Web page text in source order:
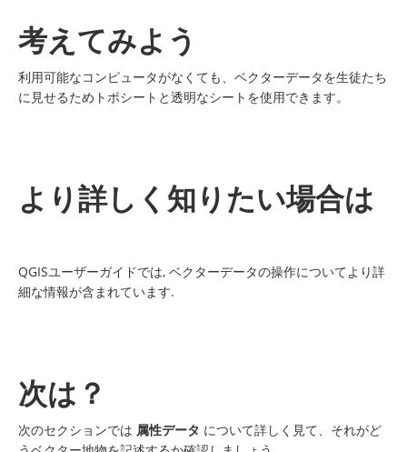
考えてみよう
利用可能なコンピュータがなくても、ベクターデータを生徒たち
に見せるためトポシートと透明なシートを使用できます。
より詳しく知りたい場合は
QGISユーザーガイドでは, ベクターデータの操作についてより詳
細な情報が含まれています.
次は？
次のセクションでは 属性データ について詳しく見て、それがど